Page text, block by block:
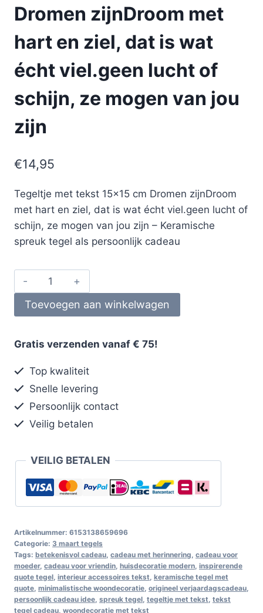
Dromen zijnDroom met
hart en ziel, dat is wat
écht viel.geen lucht of
schijn, ze mogen van jou
zijn
€14,95
Tegeltje met tekst 15×15 cm Dromen zijnDroom
met hart en ziel, dat is wat écht viel.geen lucht of
schijn, ze mogen van jou zijn – Keramische
spreuk tegel als persoonlijk cadeau
Toevoegen aan winkelwagen
Gratis verzenden vanaf € 75!
Top kwaliteit
Snelle levering
Persoonlijk contact
Veilig betalen
VEILIG BETALEN
Artikelnummer: 6153138659696
Categorie: 3 maart tegels
Tags: betekenisvol cadeau cadeau met herinnering cadeau voor
moeder, cadeau voor vriendin huisdecoratie modern inspirerende
quote tegel interieur accessoires tekst keramische tegel met
quote minimalistische woondecoratie origineel verjaardagscadeau
persoonlijk cadeau idee spreuk tegel tegeltje met tekst tekst
tegel cadeau woondecoratie met tekst